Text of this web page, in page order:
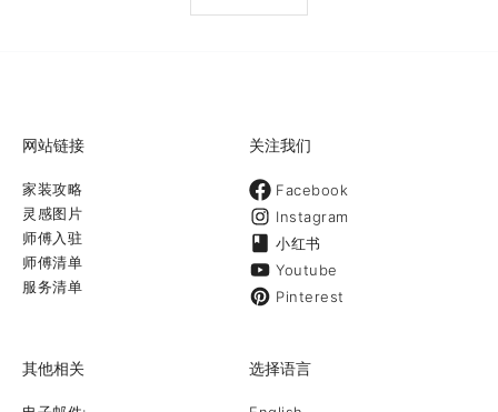
网站链接
家装攻略
灵感图片
师傅入驻
师傅清单
服务清单
关注我们
Facebook
Instagram
小红书
Youtube
Pinterest
其他相关 选择语言